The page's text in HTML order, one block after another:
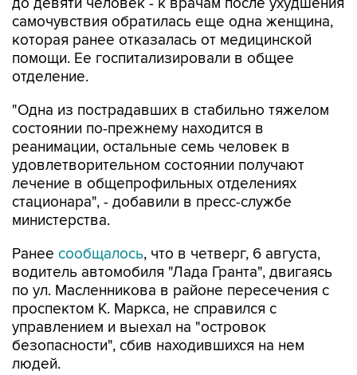
до девяти человек - к врачам после ухудшения
самочувствия обратилась еще одна женщина,
которая ранее отказалась от медицинской
помощи. Ее госпитализировали в общее
отделение.
"Одна из пострадавших в стабильно тяжелом
состоянии по-прежнему находится в
реанимации, остальные семь человек в
удовлетворительном состоянии получают
лечение в общепрофильных отделениях
стационара", - добавили в пресс-службе
министерства.
Ранее сообщалось, что в четверг, 6 августа,
водитель автомобиля "Лада Гранта", двигаясь
по ул. Масленникова в районе пересечения с
проспектом К. Маркса, не справился с
управлением и выехал на "островок
безопасности", сбив находившихся на нем
людей.